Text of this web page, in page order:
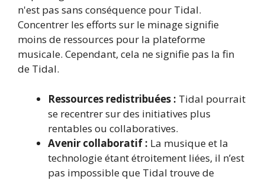
n'est pas sans conséquence pour Tidal.
Concentrer les efforts sur le minage signifie
moins de ressources pour la plateforme
musicale. Cependant, cela ne signifie pas la fin
de Tidal.
Ressources redistribuées : Tidal pourrait
se recentrer sur des initiatives plus
rentables ou collaboratives.
Avenir collaboratif : La musique et la
technologie étant étroitement liées, il n’est
pas impossible que Tidal trouve de